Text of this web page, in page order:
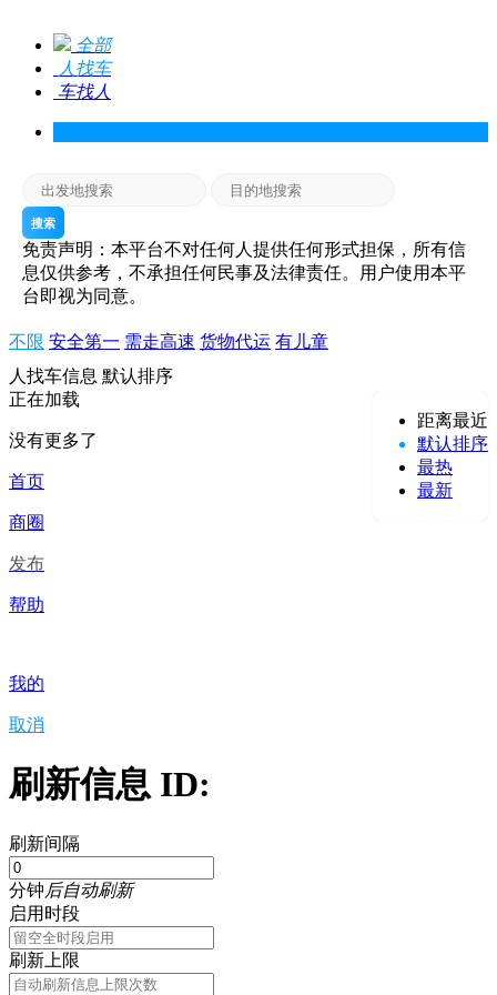
全部
人找车
车找人
搜索
免责声明：本平台不对任何人提供任何形式担保，所有信
息仅供参考，不承担任何民事及法律责任。用户使用本平
台即视为同意。
不限 安全第一 需走高速 货物代运 有儿童
人找车信息 默认排序
距离最近
默认排序
最热
最新
正在加载
没有更多了
首页
商圈
发布
帮助
我的
取消
刷新信息 ID:
刷新间隔
分钟后自动刷新
启用时段
刷新上限